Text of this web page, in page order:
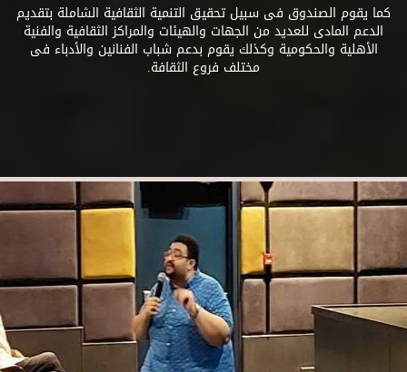
كما يقوم الصندوق فى سبيل تحقيق التنمية الثقافية الشاملة بتقديم
الدعم المادى للعديد من الجهات والهيئات والمراكز الثقافية والفنية
الأهلية والحكومية وكذلك يقوم بدعم شباب الفنانين والأدباء فى
مختلف فروع الثقافة.